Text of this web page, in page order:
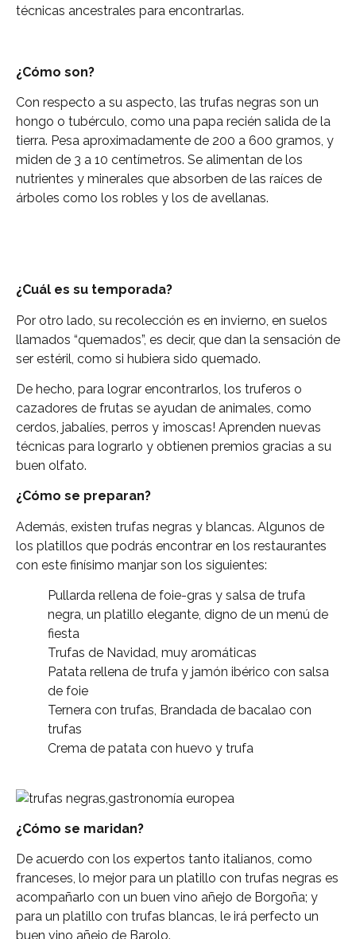
técnicas ancestrales para encontrarlas.
¿Cómo son?
Con respecto a su aspecto, las trufas negras son un
hongo o tubérculo, como una papa recién salida de la
tierra. Pesa aproximadamente de 200 a 600 gramos, y
miden de 3 a 10 centímetros. Se alimentan de los
nutrientes y minerales que absorben de las raíces de
árboles como los robles y los de avellanas.
¿Cuál es su temporada?
Por otro lado, su recolección es en invierno, en suelos
llamados “quemados”, es decir, que dan la sensación de
ser estéril, como si hubiera sido quemado.
De hecho, para lograr encontrarlos, los truferos o
cazadores de frutas se ayudan de animales, como
cerdos, jabalíes, perros y ¡moscas! Aprenden nuevas
técnicas para lograrlo y obtienen premios gracias a su
buen olfato.
¿Cómo se preparan?
Además, existen trufas negras y blancas. Algunos de
los platillos que podrás encontrar en los restaurantes
con este finísimo manjar son los siguientes:
Pullarda rellena de foie-gras y salsa de trufa
negra, un platillo elegante, digno de un menú de
fiesta
Trufas de Navidad, muy aromáticas
Patata rellena de trufa y jamón ibérico con salsa
de foie
Ternera con trufas, Brandada de bacalao con
trufas
Crema de patata con huevo y trufa
¿Cómo se maridan?
De acuerdo con los expertos tanto italianos, como
franceses, lo mejor para un platillo con trufas negras es
acompañarlo con un buen vino añejo de Borgoña; y
para un platillo con trufas blancas, le irá perfecto un
buen vino añejo de Barolo.